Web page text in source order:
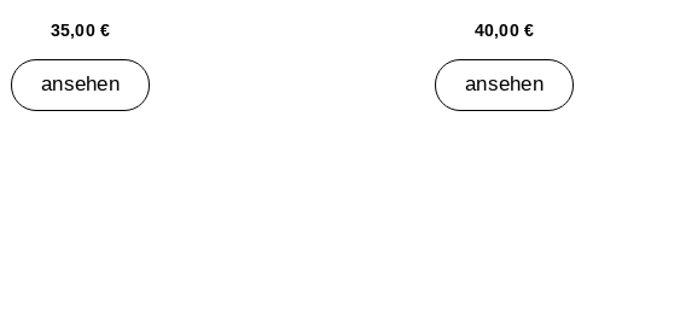
35,00 €
ansehen
40,00 €
ansehen